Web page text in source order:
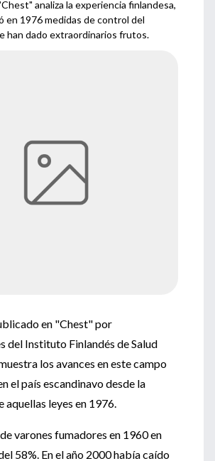
analiza la experiencia finlandesa,
en 1976 medidas de control del
han dado extraordinarios frutos.
en "Chest" por
del Instituto Finlandés de Salud
los avances en este campo
el país escandinavo desde la
aquellas leyes en 1976.
varones fumadores en 1960 en
58%. En el año 2000 había caído